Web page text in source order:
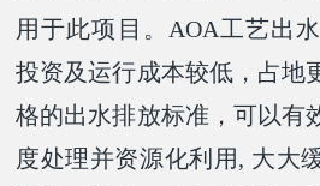
用于此项目。
AOA工艺出
投资及运行成本较低，占地
格的出水排放标准，可以有
度处理并资源化利用, 大大